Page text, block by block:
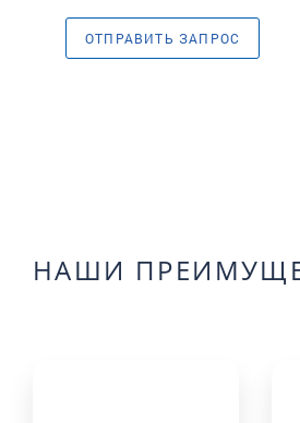
ОТПРАВИТЬ ЗАПРОС
НАШИ